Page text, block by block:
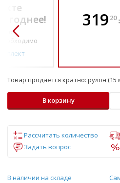
по-
319 20
Товар продается кратно: рулон (15
В корзину
Рассчитать количество
Задать вопрос
В наличии на складе